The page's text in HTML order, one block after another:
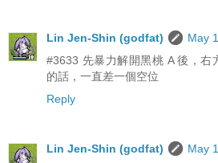
Lin Jen-Shin (godfat)
May
#3633 先暴力解開黑桃 A 後，右
的話，一直差一個空位
Reply
Lin Jen-Shin (godfat)
May